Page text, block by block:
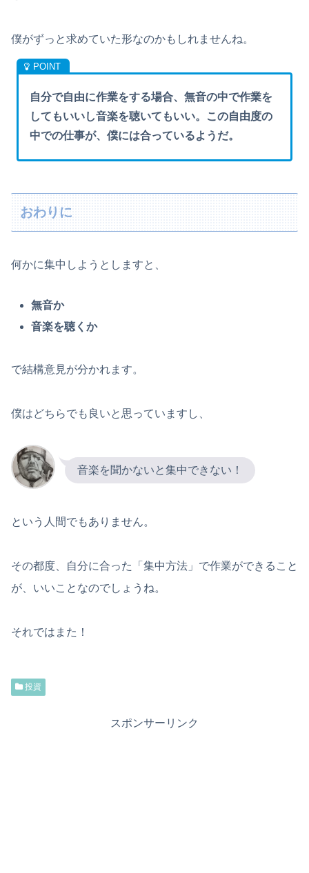
僕がずっと求めていた形なのかもしれませんね。
自分で自由に作業をする場合、無音の中で作業を
してもいいし音楽を聴いてもいい。この自由度の
中での仕事が、僕には合っているようだ。
おわりに
何かに集中しようとしますと、
無音か
音楽を聴くか
で結構意見が分かれます。
僕はどちらでも良いと思っていますし、
音楽を聞かないと集中できない！
という人間でもありません。
その都度、自分に合った「集中方法」で作業ができること
が、いいことなのでしょうね。
それではまた！
投資
スポンサーリンク